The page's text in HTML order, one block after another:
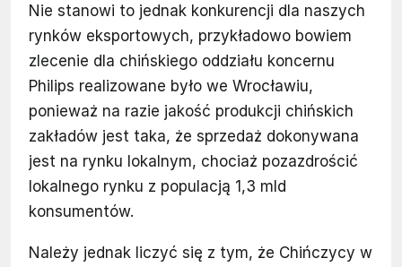
Nie stanowi to jednak konkurencji dla naszych
rynków eksportowych, przykładowo bowiem
zlecenie dla chińskiego oddziału koncernu
Philips realizowane było we Wrocławiu,
ponieważ na razie jakość produkcji chińskich
zakładów jest taka, że sprzedaż dokonywana
jest na rynku lokalnym, chociaż pozazdrościć
lokalnego rynku z populacją 1,3 mld
konsumentów.
Należy jednak liczyć się z tym, że Chińczycy w